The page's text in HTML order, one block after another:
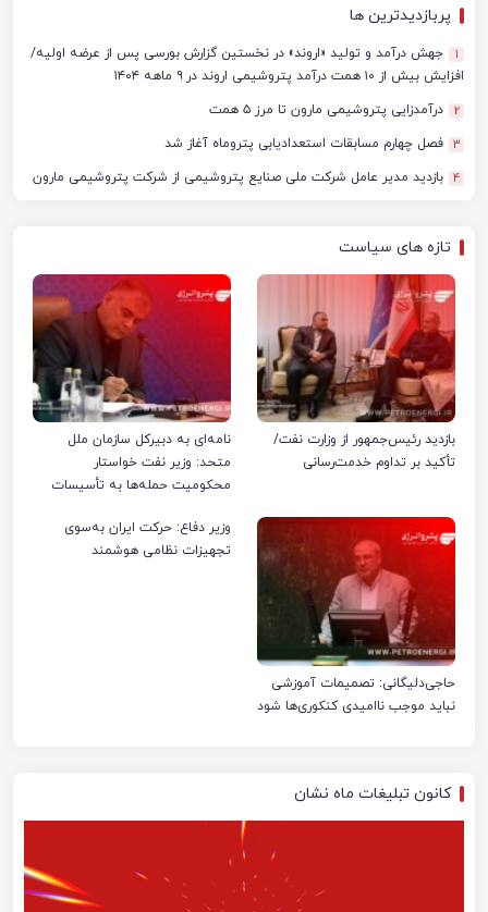
پربازدیدترین ها
1
جهش درآمد و تولید «اروند» در نخستین گزارش بورسی پس از عرضه اولیه/
افزایش بیش از ۱۰ همت درآمد پتروشیمی اروند در ۹ ماهه ۱۴۰۴
2 درآمدزایی پتروشیمی مارون تا مرز ۵ همت
3 فصل چهارم مسابقات استعدادیابی پتروماه آغاز شد
4 بازدید مدیر عامل شرکت ملی صنایع پتروشیمی از شرکت پتروشیمی مارون
تازه های سیاست
بازدید رئیس‌جمهور از وزارت نفت/
تأکید بر تداوم خدمت‌رسانی
نامه‌ای به دبیرکل سازمان ملل
متحد: وزیر نفت خواستار
محکومیت حمله‌ها به تأسیسات
حاجی‌دلیگانی: تصمیمات آموزشی
نباید موجب ناامیدی کنکوری‌ها شود
وزیر دفاع: حرکت ایران به‌سوی
تجهیزات نظامی هوشمند
کانون تبلیغات ماه نشان